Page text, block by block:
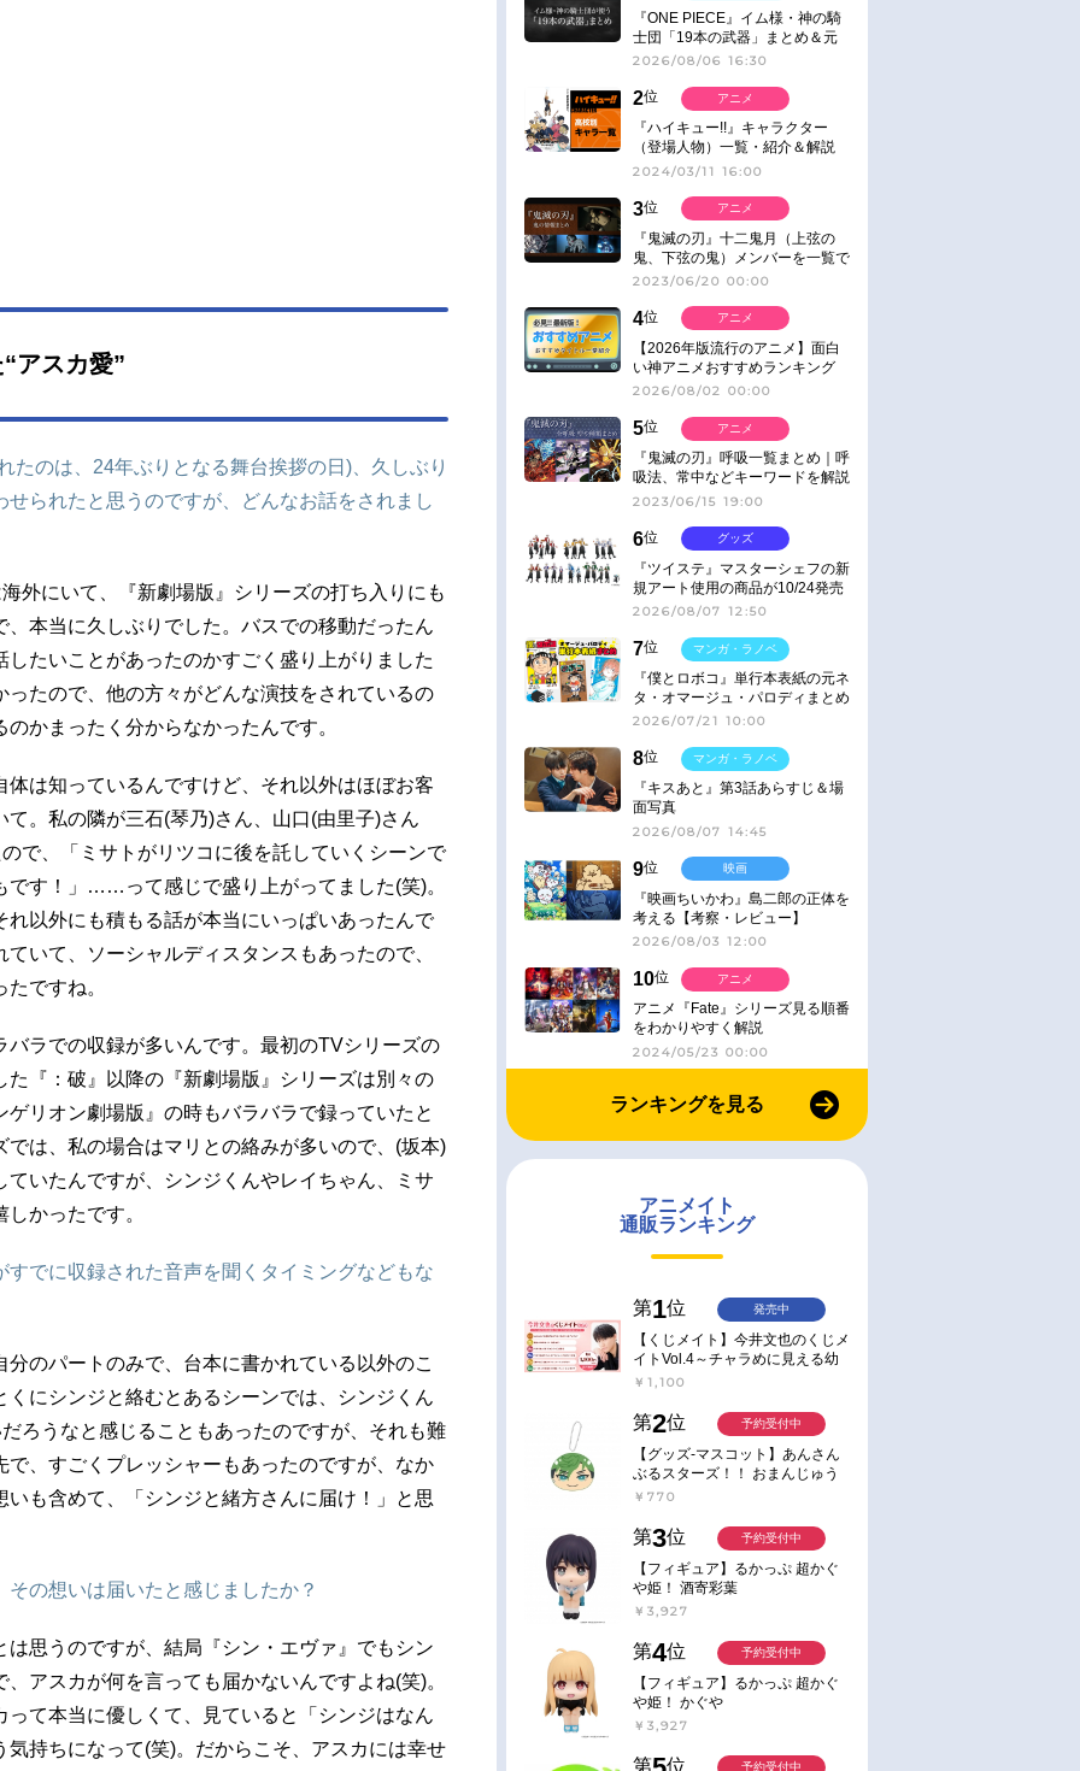
アスカ愛”
のは、24年ぶりとなる舞台挨拶の日)、久しぶり
られたと思うのですが、どんなお話をされまし
外にいて、『新劇場版』シリーズの打ち入りにも
本当に久しぶりでした。バスでの移動だったん
たいことがあったのかすごく盛り上がりました
たので、他の方々がどんな演技をされているの
かまったく分からなかったんです。
は知っているんですけど、それ以外はほぼお客
。私の隣が三石(琴乃)さん、山口(由里子)さん
で、「ミサトがリツコに後を託していくシーンで
です！」……って感じで盛り上がってました(笑)。
以外にも積もる話が本当にいっぱいあったんで
いて、ソーシャルディスタンスもあったので、
ですね。
ラでの収録が多いんです。最初のTVシリーズの
『：破』以降の『新劇場版』シリーズは別々の
リオン劇場版』の時もバラバラで録っていたと
は、私の場合はマリとの絡みが多いので、(坂本)
いたんですが、シンジくんやレイちゃん、ミサ
かったです。
でに収録された音声を聞くタイミングなどもな
のパートのみで、台本に書かれている以外のこ
にシンジと絡むとあるシーンでは、シンジくん
ろうなと感じることもあったのですが、それも難
、すごくプレッシャーもあったのですが、なか
も含めて、「シンジと緒方さんに届け！」と思
の想いは届いたと感じましたか？
思うのですが、結局『シン・エヴァ』でもシン
アスカが何を言っても届かないんですよね(笑)。
て本当に優しくて、見ていると「シンジはなん
持ちになって(笑)。だからこそ、アスカには幸せ
『ONE PIECE』イム様・神の騎
士団「19本の武器」まとめ＆元
ネタ
2026/08/06 16:30
2位
『ハイキュー!!』キャラクター
（登場人物）一覧・紹介＆解説
2024/03/11 16:00
アニメ
3位
『鬼滅の刃』十二鬼月（上弦の
鬼、下弦の鬼）メンバーを一覧で
紹介＆解説（登場鬼の情報まと
2023/06/20 00:00
アニメ
4位
【2026年版流行のアニメ】面白
い神アニメおすすめランキング
【名作・話題作】｜ジャンル別人
2026/08/02 00:00
アニメ
5位
『鬼滅の刃』呼吸一覧まとめ｜呼
吸法、常中などキーワードを解説
2023/06/15 19:00
アニメ
6位
『ツイステ』マスターシェフの新
規アート使用の商品が10/24発売
2026/08/07 12:50
グッズ
7位
『僕とロボコ』単行本表紙の元ネ
タ・オマージュ・パロディまとめ
2026/07/21 10:00
マンガ・ラノベ
8位
『キスあと』第3話あらすじ＆場
面写真
2026/08/07 14:45
マンガ・ラノベ
9位
『映画ちいかわ』島二郎の正体を
考える【考察・レビュー】
2026/08/03 12:00
映画
10位
アニメ『Fate』シリーズ見る順番
をわかりやすく解説
2024/05/23 00:00
アニメ
ランキングを見る
アニメイト
通販ランキング
第1位
【くじメイト】今井文也のくじメ
イトVol.4～チャラめに見える幼
馴染、実は一途で独占欲が強いん
￥1,100
発売中
第2位
【グッズ-マスコット】あんさん
ぶるスターズ！！ おまんじゅう
にぎにぎマスコット ねくすと2
￥770
予約受付中
第3位
【フィギュア】るかっぷ 超かぐ
や姫！ 酒寄彩葉
￥3,927
予約受付中
第4位
【フィギュア】るかっぷ 超かぐ
や姫！ かぐや
￥3,927
予約受付中
第 位 予約受付中